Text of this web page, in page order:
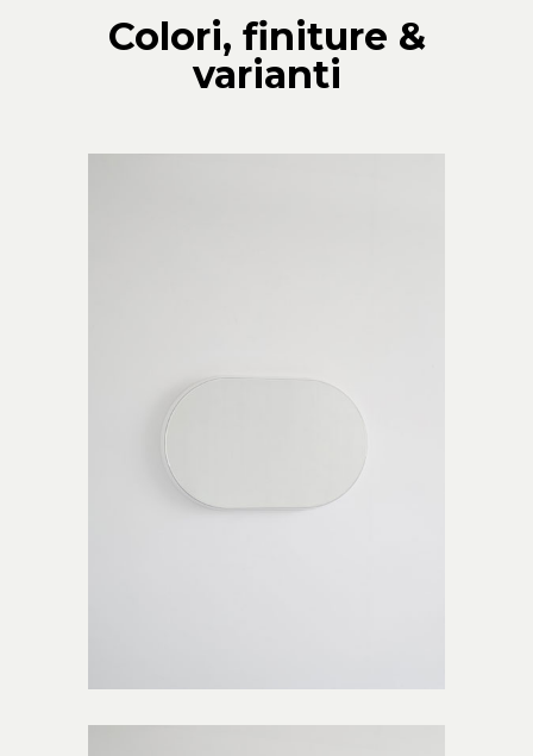
Colori, finiture &
varianti